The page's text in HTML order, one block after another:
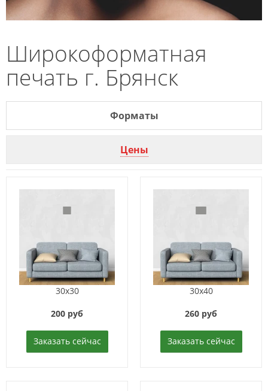
Широкоформатная
печать г. Брянск
Форматы
Цены
30x30
200 руб
Заказать сейчас
30x40
260 руб
Заказать сейчас